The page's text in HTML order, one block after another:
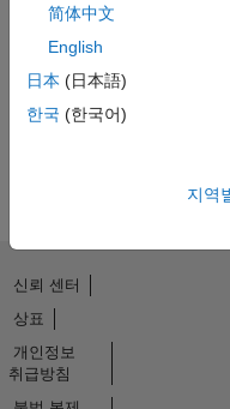
Thankful Level 4
20 Jul 2017
简体中文
English
日本 (日本語)
한국 (한국어)
지역
신뢰 센터
상표
개인정보
취급방침